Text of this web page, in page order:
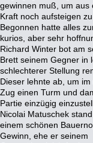
gewinnen muß, um aus
Kraft noch aufsteigen zu
Begonnen hatte alles
kurios, aber sehr
Richard Winter bot am
Brett seinem Gegner in
schlechterer Stellung
Dieser lehnte ab, um im
Zug einen Turm und
Partie einzügig
Nicolai Matuschek
einem schönen
Gewinn, ehe er seinem
wurde schlußendlich
Den Ausgleich
Spitzenspieler Robert
mit ruhiger Spielweise
ungestümen Gegner
und klar besiegte. An
befreite sich Luzia
geschickt aus
unangenehmen Stellung,
sich aber mit Remis
geben. Als Schlüsselpartie
sich das achte Brett.
Ersatzmann Fred Winter auf